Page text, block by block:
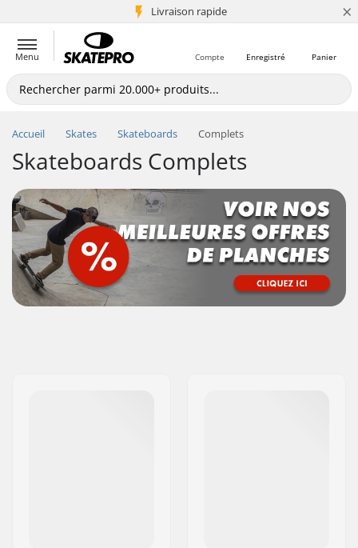
Livraison rapide
+5 mio de clients ×
Menu Panier
Enregistré
Compte
Accueil Skates Skateboards Complets
Skateboards Complets